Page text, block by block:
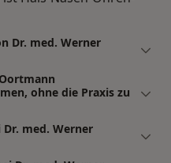
Dr. med. Werner
ohne die Praxis zu
med. Werner